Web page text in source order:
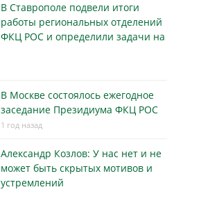
В Ставрополе подвели итоги
работы региональных отделений
ФКЦ РОС и определили задачи на
В Москве состоялось ежегодное
заседание Президиума ФКЦ РОС
1 год назад
Александр Козлов: У нас нет и не
может быть скрытых мотивов и
устремлений